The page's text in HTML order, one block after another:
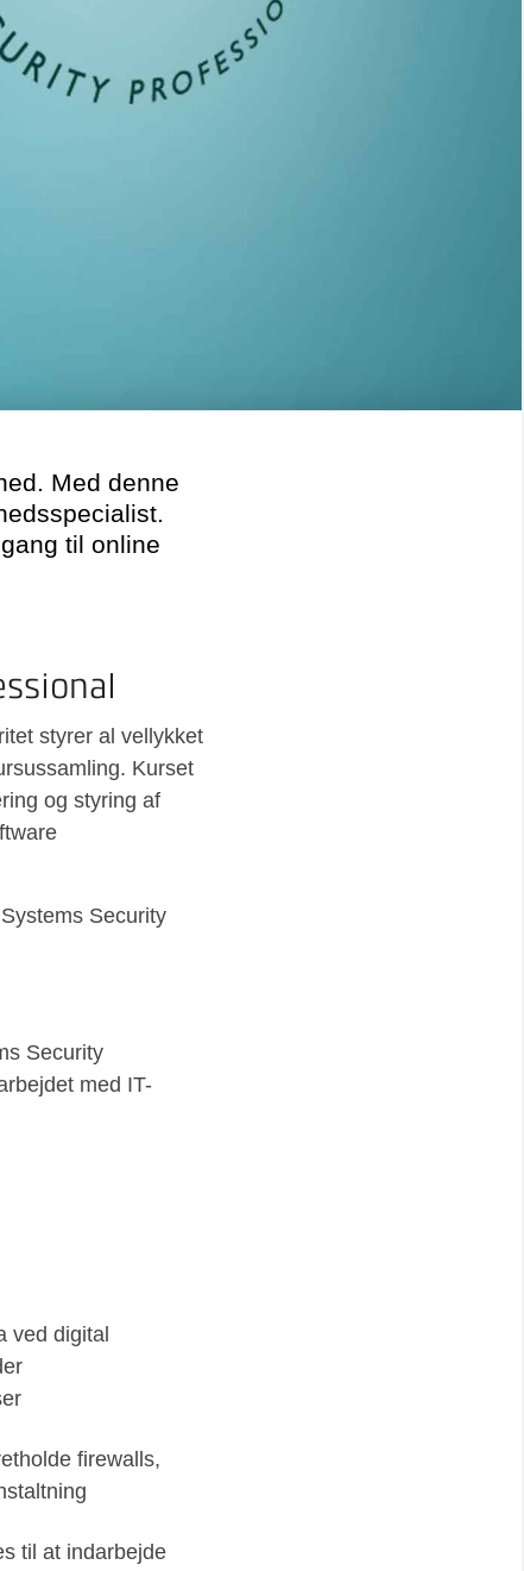
Med denne
til online
styrer al vellykket
Kurset
og styring af
Security
Security
med IT-
ved digital
firewalls,
til at indarbejde